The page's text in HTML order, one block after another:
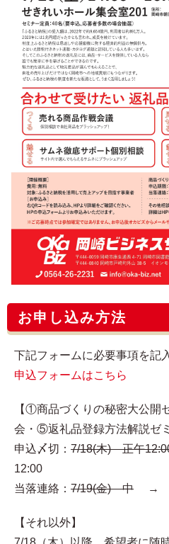
お申し込み方法
下記フォームに必要事項を記
申込フォームはこちら
【①商品づくりの秘密大公開
会・⑤返礼品登録方法解説ゼミ
申込〆切： 7/18(木) 正午
12:00
当落連絡： 7/19(金) 中 → 7/
【それ以外】